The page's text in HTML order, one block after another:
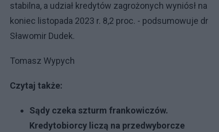
stabilna, a udział kredytów zagrożonych wyniósł na
koniec listopada 2023 r. 8,2 proc. - podsumowuje dr
Sławomir Dudek.
Tomasz Wypych
Czytaj także:
Sądy czeka szturm frankowiczów.
Kredytobiorcy liczą na przedwyborcze